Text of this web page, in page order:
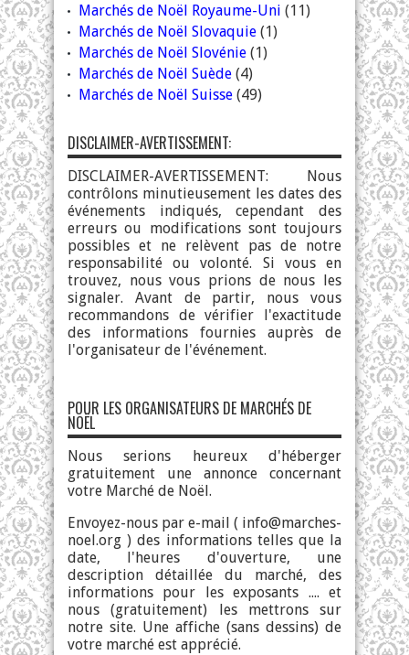
Marchés de Noël Royaume-Uni (11)
Marchés de Noël Slovaquie (1)
Marchés de Noël Slovénie (1)
Marchés de Noël Suède (4)
Marchés de Noël Suisse (49)
DISCLAIMER-AVERTISSEMENT:
DISCLAIMER-AVERTISSEMENT: Nous
contrôlons minutieusement les dates des
événements indiqués, cependant des
erreurs ou modifications sont toujours
possibles et ne relèvent pas de notre
responsabilité ou volonté. Si vous en
trouvez, nous vous prions de nous les
signaler. Avant de partir, nous vous
recommandons de vérifier l'exactitude
des informations fournies auprès de
l'organisateur de l'événement.
POUR LES ORGANISATEURS DE MARCHÉS DE
NOËL
Nous serions heureux d'héberger
gratuitement une annonce concernant
votre Marché de Noël.
Envoyez-nous par e-mail ( info@marches-
noel.org ) des informations telles que la
date, l'heures d'ouverture, une
description détaillée du marché, des
informations pour les exposants .... et
nous (gratuitement) les mettrons sur
notre site. Une affiche (sans dessins) de
votre marché est apprécié.